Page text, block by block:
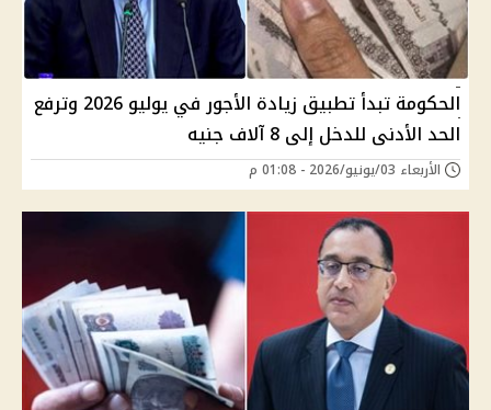
الحكومة تبدأ تطبيق زيادة الأجور في يوليو 2026 وترفع
الحد الأدنى للدخل إلى 8 آلاف جنيه
الأربعاء 03/يونيو/2026 - 01:08 م